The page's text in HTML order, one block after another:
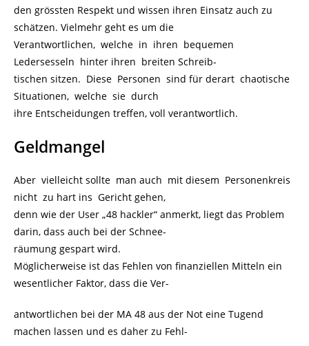
den grössten Respekt und wissen ihren Einsatz auch zu
schätzen. Vielmehr geht es um die
Verantwortlichen, welche in ihren bequemen
Ledersesseln hinter ihren breiten Schreib-
tischen sitzen. Diese Personen sind für derart chaotische
Situationen, welche sie durch
ihre Entscheidungen treffen, voll verantwortlich.
Geldmangel
Aber vielleicht sollte man auch mit diesem Personenkreis
nicht zu hart ins Gericht gehen,
denn wie der User „48 hackler“ anmerkt, liegt das Problem
darin, dass auch bei der Schnee-
räumung gespart wird.
Möglicherweise ist das Fehlen von finanziellen Mitteln ein
wesentlicher Faktor, dass die Ver-
antwortlichen bei der MA 48 aus der Not eine Tugend
machen lassen und es daher zu Fehl-